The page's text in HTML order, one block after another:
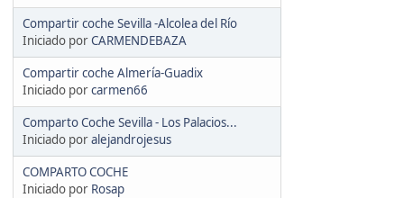
Compartir coche Sevilla -Alcolea del Río
Iniciado porCARMENDEBAZA
Compartir coche Almería-Guadix
Iniciado porcarmen66
Comparto Coche Sevilla - Los Palacios...
Iniciado poralejandrojesus
COMPARTO COCHE
Iniciado por Rosap